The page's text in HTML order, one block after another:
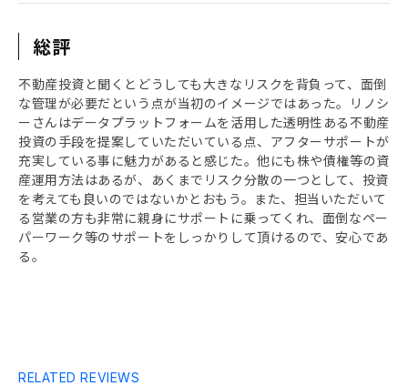
総評
不動産投資と聞くとどうしても大きなリスクを背負って、面倒
な管理が必要だという点が当初のイメージではあった。リノシ
ーさんはデータプラットフォームを活用した透明性ある不動産
投資の手段を提案していただいている点、アフターサポートが
充実している事に魅力があると感じた。他にも株や債権等の資
産運用方法はあるが、あくまでリスク分散の一つとして、投資
を考えても良いのではないかとおもう。また、担当いただいて
る営業の方も非常に親身にサポートに乗ってくれ、面倒なペー
パーワーク等のサポートをしっかりして頂けるので、安心であ
る。
RELATED REVIEWS